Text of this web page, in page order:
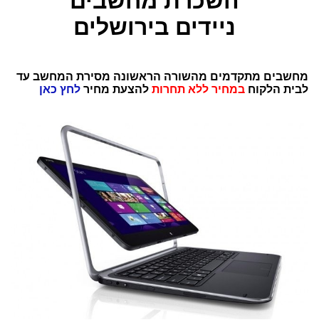
ניידים בירושלים
מחשבים מתקדמים מהשורה הראשונה מסירת המחשב עד
לבית הלקוח במחיר ללא תחרות להצעת מחיר לחץ כאן